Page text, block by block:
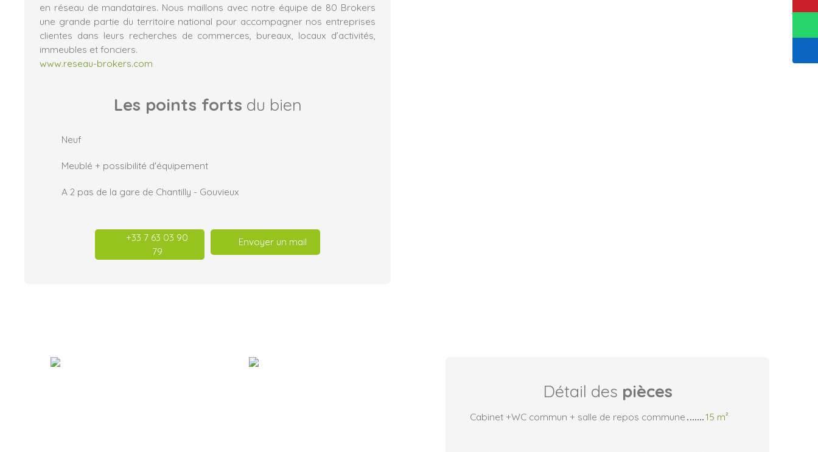
en réseau de mandataires. Nous maillons avec notre équipe de 80 Brokers
une grande partie du territoire national pour accompagner nos entreprises
clientes dans leurs recherches de commerces, bureaux, locaux d’activités,
immeubles et fonciers.
www.reseau-brokers.com
Les points forts du bien
Neuf
Meublé + possibilité d'équipement
A 2 pas de la gare de Chantilly - Gouvieux
+33 7 63 03 90
79
Envoyer un mail
Détail des pièces
Cabinet +WC commun + salle de repos commune 15 m²